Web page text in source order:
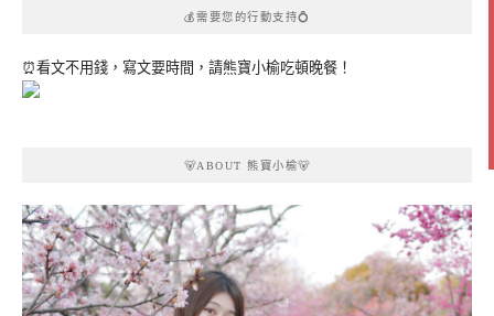
💰需要您的行動支持💍
⏰看文不用錢，寫文要時間，請熊寶小榆吃頓晚餐！
🐻ABOUT 熊寶小榆🐻